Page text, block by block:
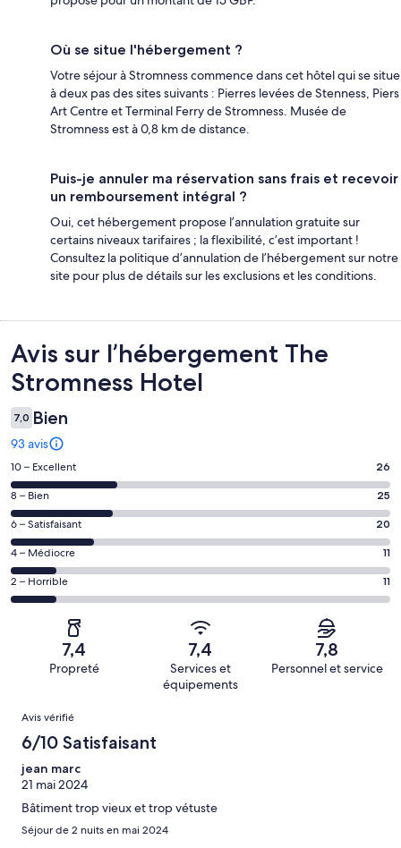
Où se situe l'hébergement ?
Votre séjour à Stromness commence dans cet hôtel qui se situe
à deux pas des sites suivants : Pierres levées de Stenness, Piers
Art Centre et Terminal Ferry de Stromness. Musée de
Stromness est à 0,8 km de distance.
Puis-je annuler ma réservation sans frais et recevoir
un remboursement intégral ?
Oui, cet hébergement propose l’annulation gratuite sur
certains niveaux tarifaires ; la flexibilité, c’est important !
Consultez la politique d’annulation de l’hébergement sur notre
site pour plus de détails sur les exclusions et les conditions.
Avis
Avis sur l’hébergement The
Stromness Hotel
7,0 Bien
93 avis
Note
des
voyageurs
de 10
(Excellent),
d’après 26 avis
sur 93.
10 – Excellent 26
Note
des
voyageurs
de 8
(Bien),
d’après 25 avis
sur 93.
8 – Bien 25
Note
des
voyageurs
de 6
(Satisfaisant),
d’après 20 avis
6 – Satisfaisant 20
Note
des
voyageurs
(Médiocre),
d’après 11 avis
sur 93.
4 – Médiocre 11
Note
des
voyageurs
(Horrible),
d’après 11 avis
2 – Horrible 11
7,4
Propreté
7,4
Services et
équipements
7,8
Personnel et service
Avis
Avis vérifié
6/10 Satisfaisant
jean marc
21 mai 2024
Bâtiment trop vieux et trop vétuste
Séjour de 2 nuits en mai 2024